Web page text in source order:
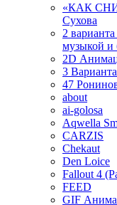
«КАК
Сухова
2
музыкой и
2D
3
47
about
ai-golosa
Aqwella
CARZIS
Chekaut
Den Loice
Fallout 4
FEED
GIF